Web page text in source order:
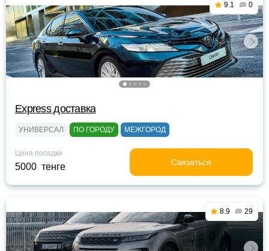
9.1 0
Express доставка
УНИВЕРСАЛ ПО ГОРОДУ МЕЖГОРОД
Цена посадки
5000 тенге Связаться
8.9 29